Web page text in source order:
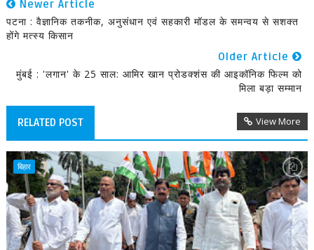
Newer Article
पटना : वैज्ञानिक तकनीक, अनुसंधान एवं सहकारी मॉडल के समन्वय से सशक्त
होंगे मत्स्य किसान
Older Article
मुंबई : 'लगान' के 25 साल: आमिर खान प्रोडक्शंस की आइकॉनिक फिल्म को
मिला बड़ा सम्मान
RELATED POST View More
बिहार